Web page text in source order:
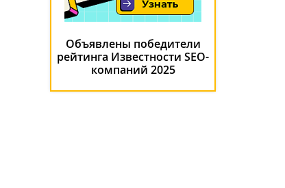
Объявлены победители
рейтинга Известности SEO-
компаний 2025